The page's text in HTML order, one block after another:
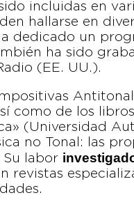
incluidas en
hallarse en
dedicado un
ha sido
(EE. UU.).
como de los
(Universidad
no Tonal: las
Su labor
revistas